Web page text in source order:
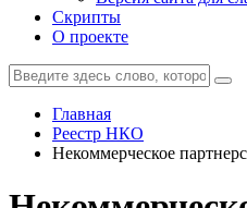
Скрипты
О проекте
Главная
Реестр НКО
Некоммерческое